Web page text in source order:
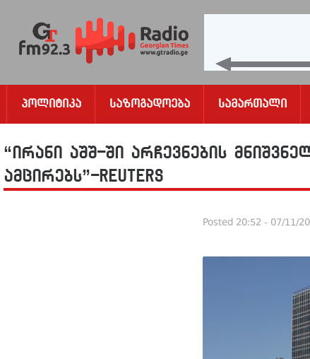
Პოლიტიკა Საზოგადოება Სამართალი
“ირანი აშშ-ში არჩევნების
ამცირებს”-Reuters
Posted 20:52 - 07/11/